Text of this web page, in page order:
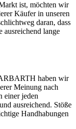
ist, möchten wir
Käufer in unseren
daran, dass
ausreichend lange
haben wir
Meinung nach
einer jeden
ausreichend. Stöße
Handhabungen